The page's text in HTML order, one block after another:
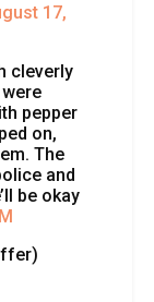
17,
cleverly
pepper
on,
The
and
be okay